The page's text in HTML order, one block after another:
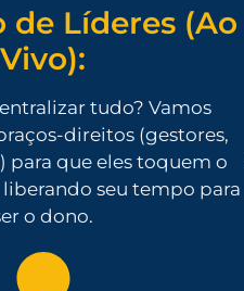
de Líderes (Ao
Vivo):
tudo? Vamos
direitos (gestores,
para que eles toquem o
seu tempo para
o dono.